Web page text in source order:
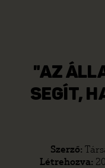
"AZ
SEGÍT,
Szerző:
Létrehozva: